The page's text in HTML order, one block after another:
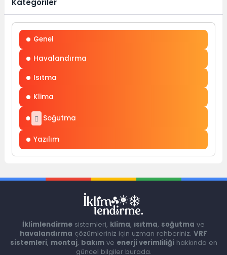
Kategoriler
Genel
Havalandırma
Isıtma
Klima
Soğutma
Yazılım
İklimlendirme sistemleri, klima, ısıtma, soğutma ve
havalandırma çözümleriniz için uzman rehberiniz. VRF
sistemleri, montaj, bakım ve enerji verimliliği hakkında en
güncel bilgiler burada.